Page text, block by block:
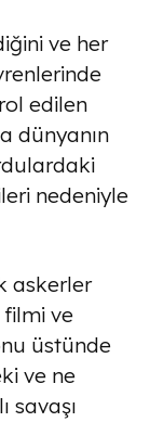
ve her
edilen
dünyanın
nedeniyle
askerler
filmi ve
üstünde
ve ne
savaşı